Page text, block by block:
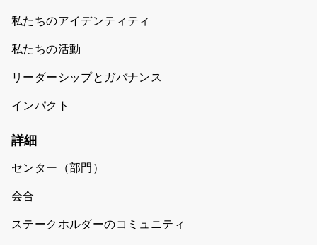
私たちのアイデンティティ
私たちの活動
リーダーシップとガバナンス
インパクト
詳細
センター（部門）
会合
ステークホルダーのコミュニティ